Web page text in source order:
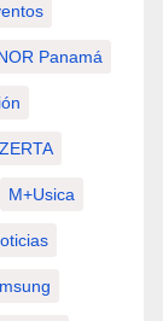
Panamá
M+usica